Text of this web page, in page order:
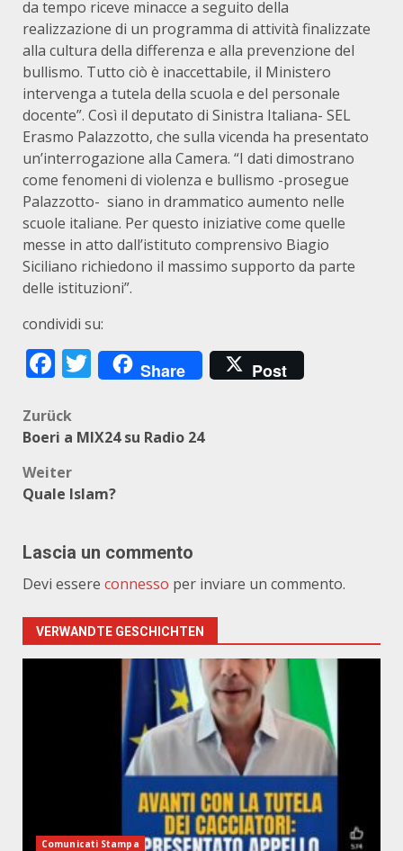
da tempo riceve minacce a seguito della
realizzazione di un programma di attività finalizzate
alla cultura della differenza e alla prevenzione del
bullismo. Tutto ciò è inaccettabile, il Ministero
intervenga a tutela della scuola e del personale
docente”. Così il deputato di Sinistra Italiana- SEL
Erasmo Palazzotto, che sulla vicenda ha presentato
un’interrogazione alla Camera. “I dati dimostrano
come fenomeni di violenza e bullismo -prosegue
Palazzotto- siano in drammatico aumento nelle
scuole italiane. Per questo iniziative come quelle
messe in atto dall’istituto comprensivo Biagio
Siciliano richiedono il massimo supporto da parte
delle istituzioni”.
condividi su:
Facebook
Twitter
Share Post
Beitragsnavigation
Zurück
Boeri a MIX24 su Radio 24
Weiter
Quale Islam?
Lascia un commento
Devi essere connesso per inviare un commento.
VERWANDTE GESCHICHTEN
Comunicati Stampa